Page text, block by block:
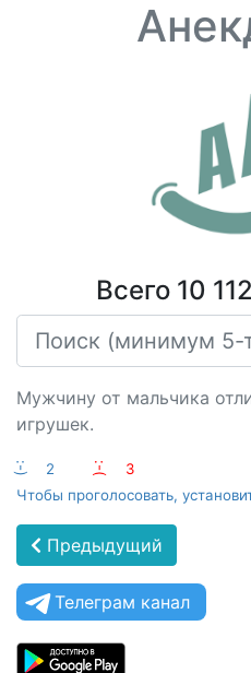
Всего 10
Мужчину от мальчика
игрушек.
:-) 2 :-(
3
Чтобы проголосовать,
Предыдущий
Телеграм канал